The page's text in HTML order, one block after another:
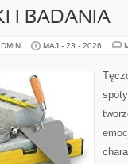
I BADANIA
MAJ - 23 - 2026